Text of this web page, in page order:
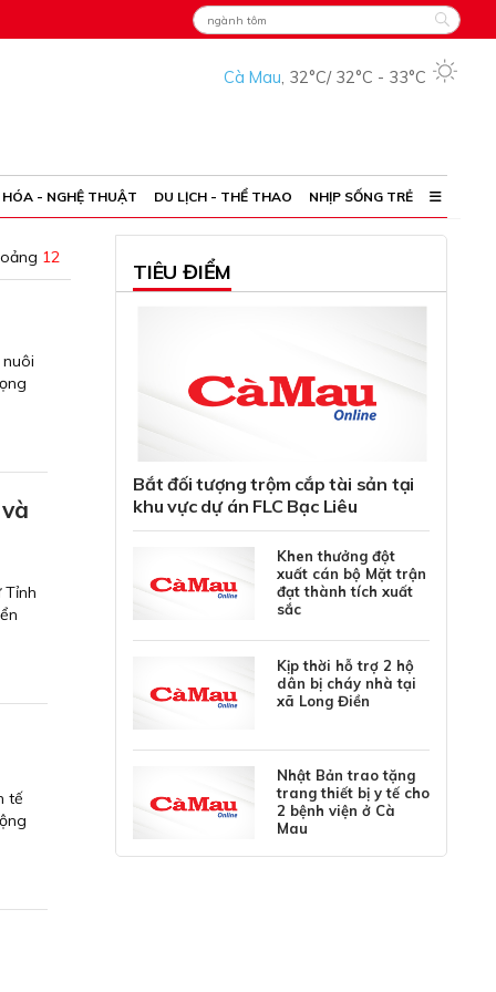
Cà Mau, 32°C/ 32°C - 33°C
- NGHỆ THUẬT DU LỊCH - THỂ THAO NHỊP SỐNG TRẺ
12
Tỉnh
tế
TIÊU ĐIỂM
Bắt đối tượng trộm cắp tài sản tại
khu vực dự án FLC Bạc Liêu
Khen thưởng đột
xuất cán bộ Mặt trận
đạt thành tích xuất
sắc
Kịp thời hỗ trợ 2 hộ
dân bị cháy nhà tại
xã Long Điền
Nhật Bản trao tặng
trang thiết bị y tế cho
2 bệnh viện ở Cà
Mau